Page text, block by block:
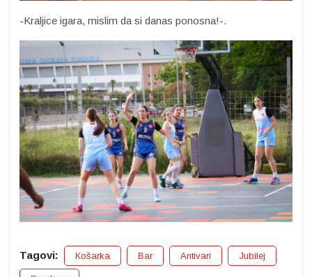
-Kraljice igara, mislim da si danas ponosna!-.
Tagovi: Košarka Bar Antivari Jubilej